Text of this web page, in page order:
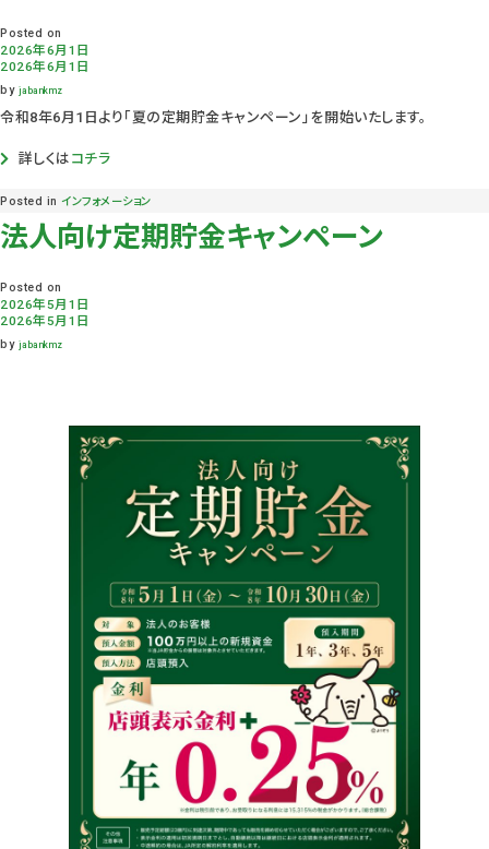
Posted on
2026年6月1日
2026年6月1日
by jabankmz
令和8年6月1日より「夏の定期貯金キャンペーン」を開始いたします。
詳しくは コチラ
Posted inインフォメーション
法人向け定期貯金キャンペーン
Posted on
2026年5月1日
2026年5月1日
by jabankmz